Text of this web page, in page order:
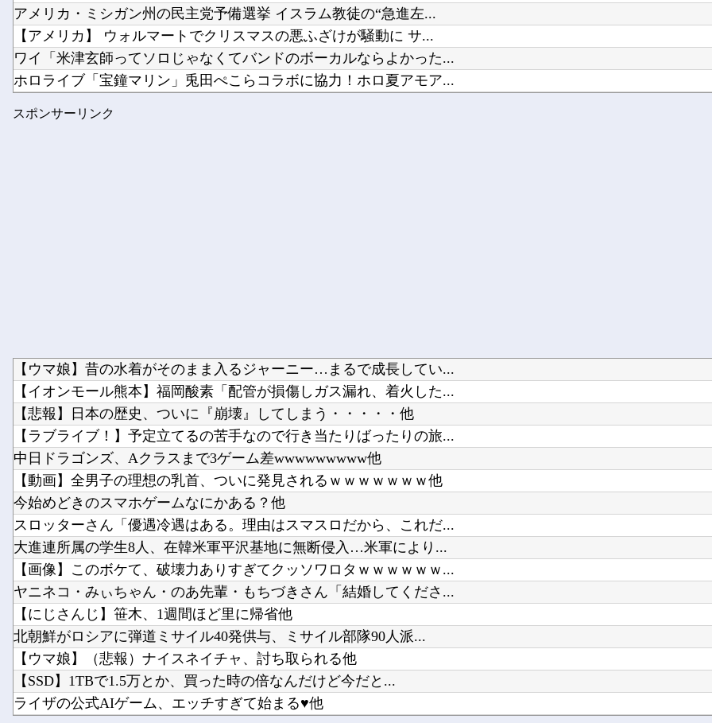
アメリカ・ミシガン州の民主党予備選挙 イスラム教徒の“急進左...
【アメリカ】 ウォルマートでクリスマスの悪ふざけが騒動に サ...
ワイ「米津玄師ってソロじゃなくてバンドのボーカルならよかった...
ホロライブ「宝鐘マリン」兎田ぺこらコラボに協力！ホロ夏アモア...
中西アルノちゃん、やっぱり期待を裏切らないｗ【乃木坂46】
スポンサーリンク
【ウマ娘】昔の水着がそのまま入るジャーニー…まるで成長してい...
【イオンモール熊本】福岡酸素「配管が損傷しガス漏れ、着火した...
【悲報】日本の歴史、ついに『崩壊』してしまう・・・・・他
【ラブライブ！】予定立てるの苦手なので行き当たりばったりの旅...
中日ドラゴンズ、Aクラスまで3ゲーム差wwwwwwwww他
【動画】全男子の理想の乳首、ついに発見されるｗｗｗｗｗｗｗ他
今始めどきのスマホゲームなにかある？他
スロッターさん「優遇冷遇はある。理由はスマスロだから、これだ...
大進連所属の学生8人、在韓米軍平沢基地に無断侵入…米軍により...
【画像】このボケて、破壊力ありすぎてクッソワロタｗｗｗｗｗｗ...
ヤニネコ・みぃちゃん・のあ先輩・もちづきさん「結婚してくださ...
【にじさんじ】笹木、1週間ほど里に帰省他
北朝鮮がロシアに弾道ミサイル40発供与、ミサイル部隊90人派...
【ウマ娘】（悲報）ナイスネイチャ、討ち取られる他
【SSD】1TBで1.5万とか、買った時の倍なんだけど今だと...
ライザの公式AIゲーム、エッチすぎて始まる♥他